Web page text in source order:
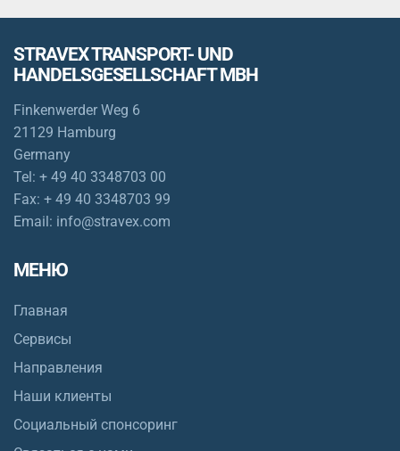
STRAVEX TRANSPORT- UND
HANDELSGESELLSCHAFT MBH
Finkenwerder Weg 6
21129 Hamburg
Germany
Tel: + 49 40 3348703 00
Fax: + 49 40 3348703 99
Email: info@stravex.com
МЕНЮ
Главная
Сервисы
Направления
Наши клиенты
Социальный спонсоринг